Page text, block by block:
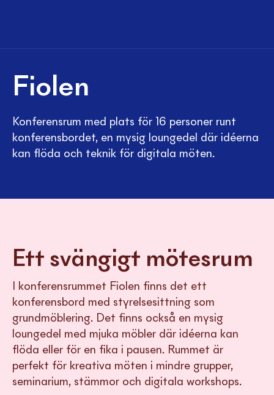
Fiolen
Konferensrum med plats för 16 personer runt
konferensbordet, en mysig loungedel där idéerna
kan flöda och teknik för digitala möten.
Ett svängigt mötesrum
I konferensrummet Fiolen finns det ett
konferensbord med styrelsesittning som
grundmöblering. Det finns också en mysig
loungedel med mjuka möbler där idéerna kan
flöda eller för en fika i pausen. Rummet är
perfekt för kreativa möten i mindre grupper,
seminarium, stämmor och digitala workshops.